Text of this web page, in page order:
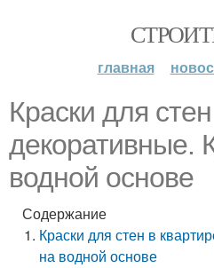
главная
Краски для
декоративные.
водной основе
Содержание
Краски для стен в
на водной основе